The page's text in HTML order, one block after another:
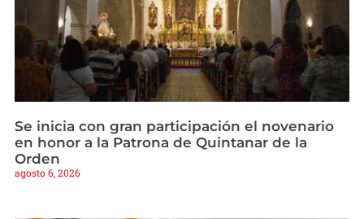
Se inicia con gran participación el novenario
en honor a la Patrona de Quintanar de la
Orden
agosto 6, 2026